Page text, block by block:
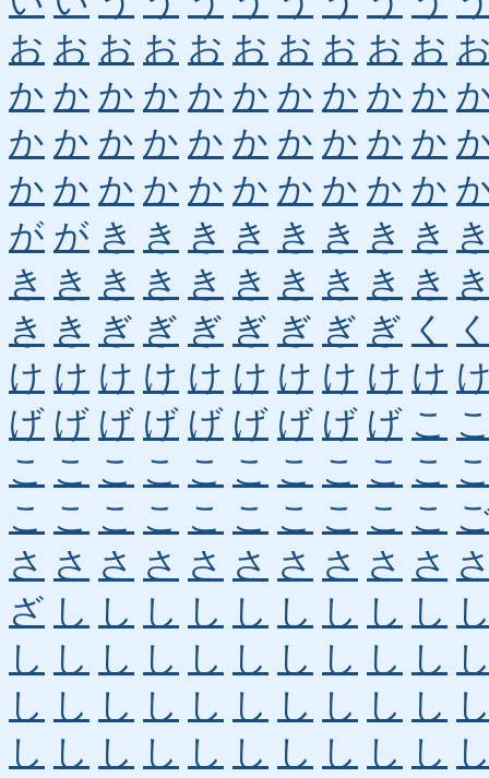
お お お お お お お お お お
か か か か か か か か か か
か か か か か か か か か か
か か か か か か か か か か
が が き き き き き き き き
き き き き き き き き き き
き き ぎ ぎ ぎ ぎ ぎ ぎ ぎ く
け け け け け け け け け け
げ げ げ げ げ げ げ げ げ こ
こ こ こ こ こ こ こ こ こ こ
こ こ こ こ こ こ こ こ こ こ
さ さ さ さ さ さ さ さ さ さ
ざ し し し し し し し し し
し し し し し し し し し し
し し し し し し し し し し
し し し し し し し し し し